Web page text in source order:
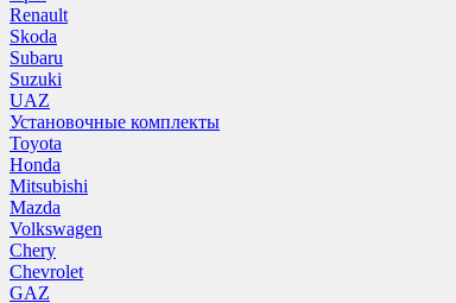
Renault
Skoda
Subaru
Suzuki
UAZ
Установочные комплекты
Toyota
Honda
Mitsubishi
Mazda
Volkswagen
Chery
Chevrolet
GAZ